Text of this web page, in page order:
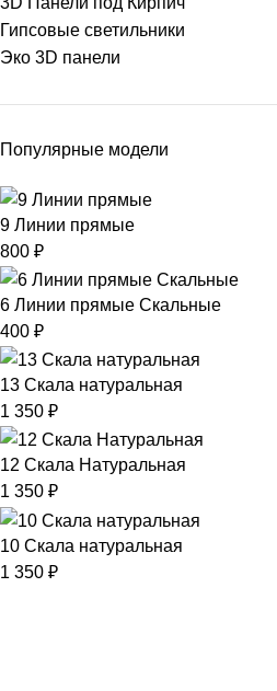
Гипсовые светильники
Эко 3D панели
Популярные модели
9 Линии прямые
800 ₽
6 Линии прямые Скальные
400 ₽
13 Скала натуральная
1 350 ₽
12 Скала Натуральная
1 350 ₽
10 Скала натуральная
1 350 ₽